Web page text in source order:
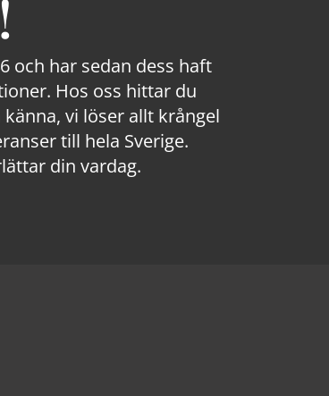
och har sedan dess haft
Hos oss hittar du
vi löser allt krångel
till hela Sverige.
din vardag.